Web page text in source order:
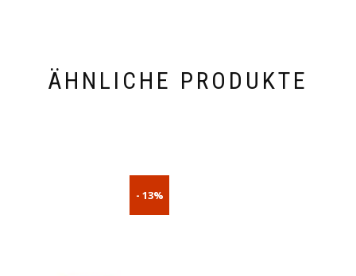
ÄHNLICHE PRODUKTE
- 13%